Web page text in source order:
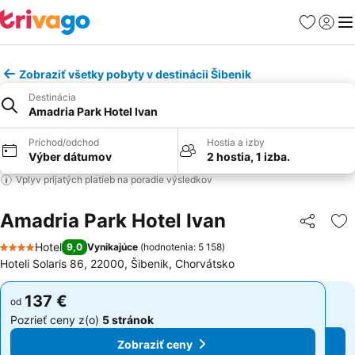
Obľúbené
Zobraziť všetky pobyty v destinácii Šibenik
Destinácia
Amadria Park Hotel Ivan
Príchod/odchod
Výber dátumov
Hostia a izby
2 hostia, 1 izba.
Vplyv prijatých platieb na poradie výsledkov
Amadria Park Hotel Ivan Zdieľať
4 Počet hviezdičiek
Hotel 9,0 Vynikajúce (hodnotenia: 5 158)
Hoteli Solaris 86, 22000, Šibenik, Chorvátsko
od 137 €
Pozrieť ceny z(o) 5 stránok
Zobraziť ceny
od 137 €
Pozrieť ceny z(o) 5 stránok
Zobraziť ceny